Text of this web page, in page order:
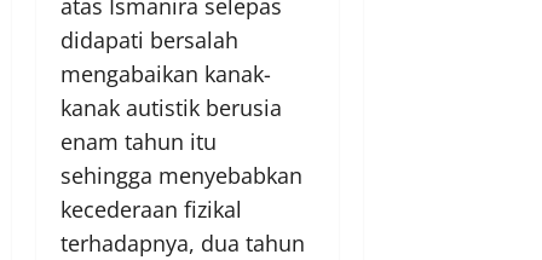
didapati bersalah
mengabaikan kanak-
kanak autistik berusia
enam tahun itu
sehingga menyebabkan
kecederaan fizikal
terhadapnya, dua tahun